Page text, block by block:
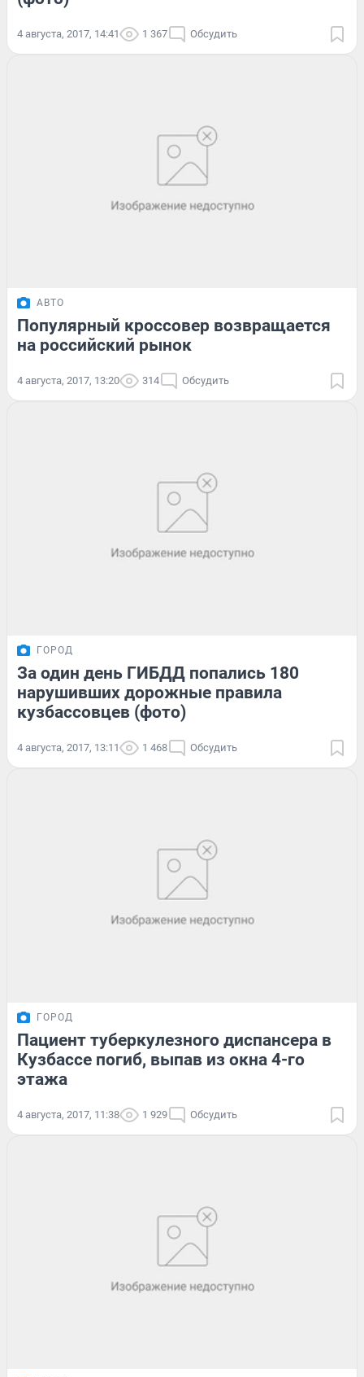
4 августа, 2017, 14:41 1 367 Обсудить
АВТО
Популярный кроссовер возвращается
на российский рынок
4 августа, 2017, 13:20 314 Обсудить
ГОРОД
За один день ГИБДД попались 180
нарушивших дорожные правила
кузбассовцев (фото)
4 августа, 2017, 13:11 1 468 Обсудить
ГОРОД
Пациент туберкулезного диспансера в
Кузбассе погиб, выпав из окна 4-го
этажа
4 августа, 2017, 11:38 1 929 Обсудить